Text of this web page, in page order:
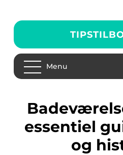
Menu
Badeværelse vask: En
essentiel
og